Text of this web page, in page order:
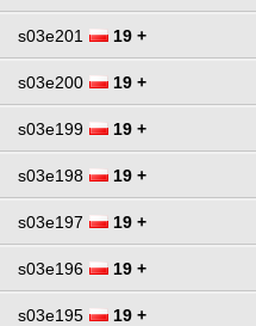
s03e201 19 +
s03e200 19 +
s03e199 19 +
s03e198 19 +
s03e197 19 +
s03e196 19 +
s03e195 19 +